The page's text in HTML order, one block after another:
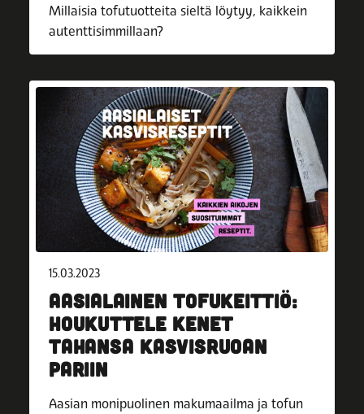
Millaisia tofutuotteita sieltä löytyy, kaikkein
autenttisimmillaan?
15.03.2023
AASIALAINEN TOFUKEITTIÖ:
HOUKUTTELE KENET
TAHANSA KASVISRUOAN
PARIIN
Aasian monipuolinen makumaailma ja tofun